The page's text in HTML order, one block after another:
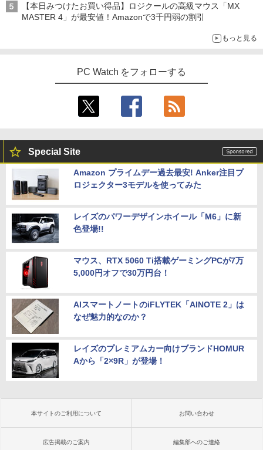
【選べる2色 コスパ抜群】モバイルモニ
薄型軽量 約650g VESA対応 モニター 持
ち運び サブディスプレイ テレワーク 在
5
Dell SE2416H 23.8インチ モニター (フ
ルHD/IPS非光沢/HDMI・D-Sub15ピン/傾
き調整) 【付属品：電源ケーブル・HDMI
ケーブル】3ヶ月保証付き
信じていた仲間達にダンジョン奥地で殺
されかけたがギフト『無限ガチャ』でレ
ぁ！』します！（23） （KCデラック
ス） [ 大前 貴史 ]
【本日みつけたお買い得品】ロジクールの高級マウス「MX
MASTER 4」が最安値！Amazonで3千円弱の割引
もっと見る
PC Watch をフォローする
Special Site
Amazon プライムデー過去最安! Anker注目プ
ロジェクター3モデルを使ってみた
レイズのパワーデザインホイール「M6」に新
色登場!!
マウス、RTX 5060 Ti搭載ゲーミングPCが7万
5,000円オフで30万円台！
AIスマートノートのiFLYTEK「AINOTE 2」は
なぜ魅力的なのか？
レイズのプレミアムカー向けブランドHOMUR
Aから「2×9R」が登場！
本サイトのご利用について お問い合わせ
広告掲載のご案内 編集部へのご連絡